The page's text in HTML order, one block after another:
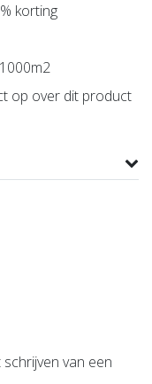
korting
op over dit product
van een